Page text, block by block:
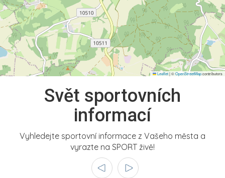
Leaflet|©OpenStreetMapcontributors
Svět sportovních
informací
Vyhledejte sportovní informace z Vašeho města a
vyrazte na SPORT živě!